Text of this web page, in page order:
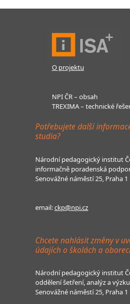
O projektu
NPI ČR – obsah
TREXIMA – technické
Potřebujete další
studia?
Národní pedagogický institut
informačně poradenská
Senovážné náměstí 25, Praha 1
email:ckp@npi.cz
Chcete nahlásit změny v
údajích o školách a
Národní pedagogický institut
oddělení šetření, analýz a
Senovážné náměstí 25, Praha 1